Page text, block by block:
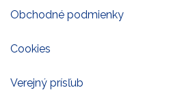
Obchodné podmienky
Cookies
Verejný prísľub